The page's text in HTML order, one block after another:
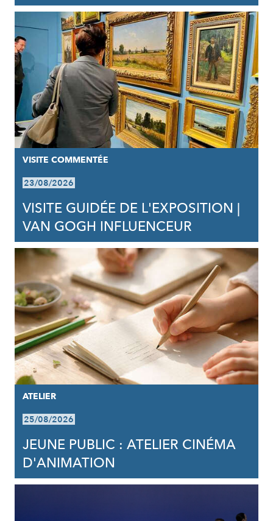
VISITE COMMENTÉE
23/08/2026
VISITE GUIDÉE DE L'EXPOSITION |
VAN GOGH INFLUENCEUR
ATELIER
25/08/2026
JEUNE PUBLIC : ATELIER CINÉMA
D'ANIMATION